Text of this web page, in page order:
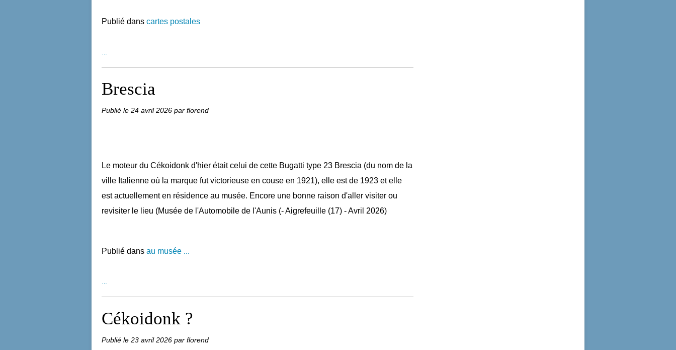
Publié dans cartes postales
Brescia
Publié le 24 avril 2026 par florend
Le moteur du Cékoidonk d'hier était celui de cette Bugatti type 23 Brescia (du nom de la
ville Italienne où la marque fut victorieuse en couse en 1921), elle est de 1923 et elle
est actuellement en résidence au musée. Encore une bonne raison d'aller visiter ou
revisiter le lieu (Musée de l'Automobile de l'Aunis (- Aigrefeuille (17) - Avril 2026)
Publié dans au musée ...
Cékoidonk ?
Publié le 23 avril 2026 par florend